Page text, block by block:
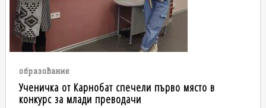
образование
Ученичка от Карнобат спечели първо място в
конкурс за млади преводачи